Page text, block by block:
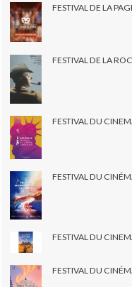
FESTIVAL DE LA
FESTIVAL DE LA
FESTIVAL DU
FESTIVAL DU
FESTIVAL DU
FESTIVAL DU